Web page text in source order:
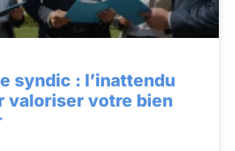
syndic : l’inattendu
valoriser votre bien